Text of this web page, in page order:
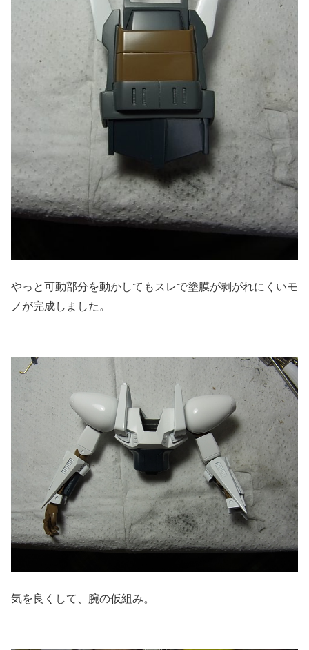
やっと可動部分を動かしてもスレで塗膜が剥がれにくいモ
ノが完成しました。
気を良くして、腕の仮組み。